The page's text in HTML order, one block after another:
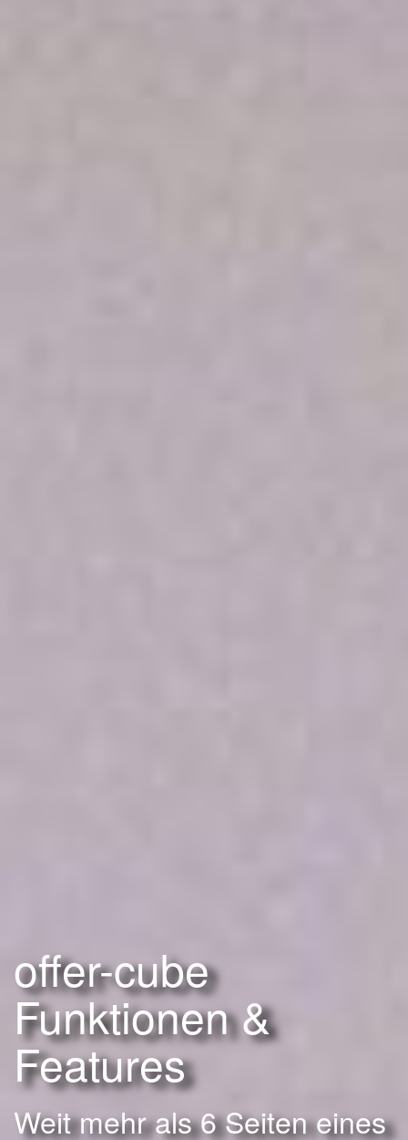
offer-cube
Funktionen &
Features
Weit mehr als 6 Seiten eines